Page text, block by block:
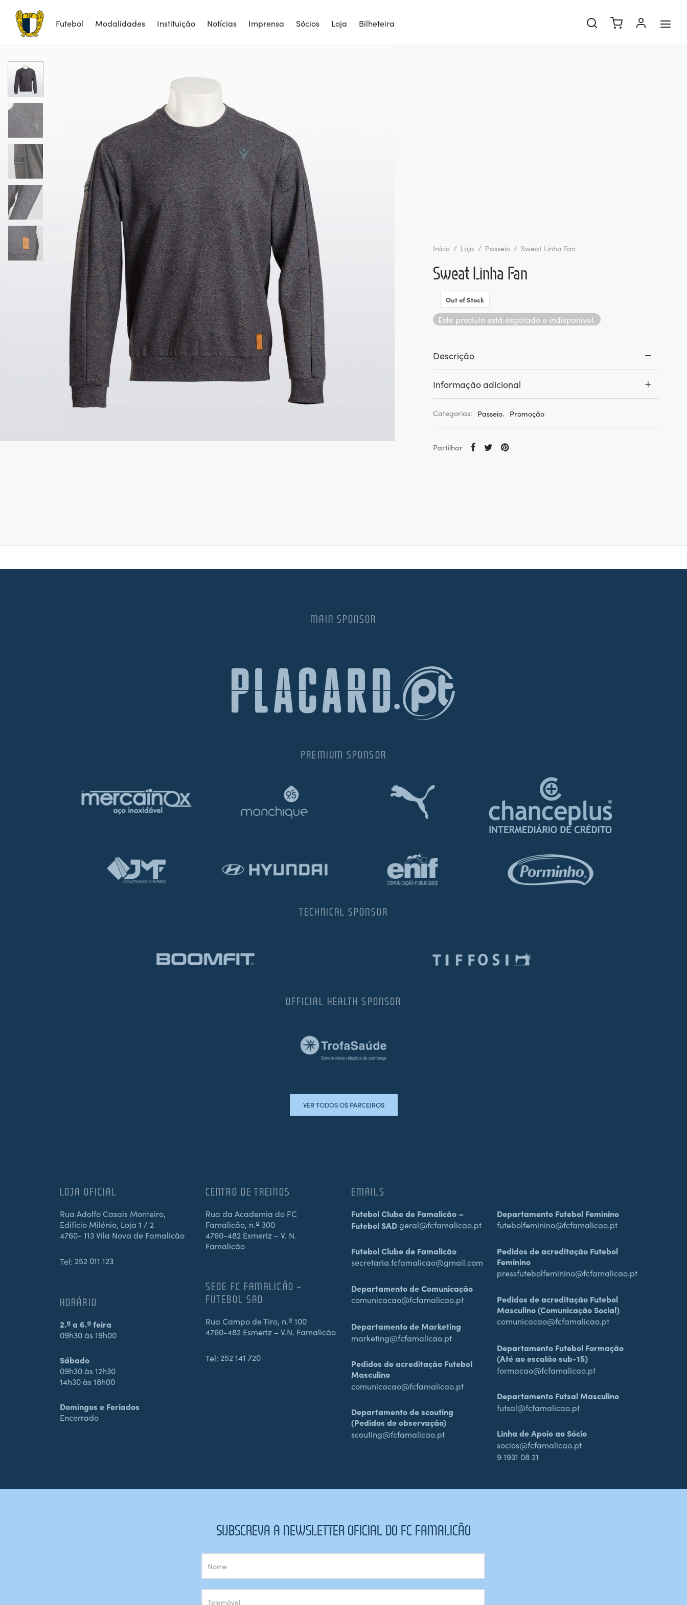
Futebol Modalidades Instituição Notícias Imprensa Sócios Loja Bilheteira
Início / Loja / Passeio / Sweat Linha Fan
Sweat Linha Fan
Out of Stock
Este produto está esgotado e indisponível.
Descrição
Informação adicional
Categorias: Passeio, Promoção
Partilhar
MAIN SPONSOR
PREMIUM SPONSOR
TECHNICAL SPONSOR
OFFICIAL HEALTH SPONSOR
VER TODOS OS PARCEIROS
LOJA OFICIAL
Rua Adolfo Casais Monteiro,
Edifício Milénio, Loja 1 / 2
4760- 113 Vila Nova de Famalicão
Tel: 252 011 123
HORÁRIO
2.ª a 6.ª feira
09h30 às 19h00
Sábado
09h30 às 12h30
14h30 às 18h00
Domingos e Feriados
Encerrado
CENTRO DE TREINOS
Rua da Academia do FC
Famalicão, n.º 300
4760-482 Esmeriz – V. N.
Famalicão
SEDE FC FAMALICÃO –
FUTEBOL SAD
Rua Campo de Tiro, n.º 100
4760-482 Esmeriz – V.N. Famalicão
Tel: 252 141 720
EMAILS
Futebol Clube de Famalicão –
Futebol SADgeral@fcfamalicao.pt
Futebol Clube de Famalicão
secretaria.fcfamalicao@gmail.com
Departamento de Comunicação
comunicacao@fcfamalicao.pt
Departamento de Marketing
marketing@fcfamalicao.pt
Pedidos de acreditação Futebol
Masculino
comunicacao@fcfamalicao.pt
Departamento de scouting
(Pedidos de observação)
scouting@fcfamalicao.pt
Departamento Futebol Feminino
futebolfeminino@fcfamalicao.pt
Pedidos de acreditação Futebol
Feminino
pressfutebolfeminino@fcfamalicao.pt
Pedidos de acreditação Futebol
Masculino (Comunicação Social)
comunicacao@fcfamalicao.pt
Departamento Futebol Formação
(Até ao escalão sub-15)
formacao@fcfamalicao.pt
Departamento Futsal Masculino
futsal@fcfamalicao.pt
Linha de Apoio ao Sócio
socios@fcfamalicao.pt
9 1931 08 21
SUBSCREVA A NEWSLETTER OFICIAL DO FC FAMALICÃO